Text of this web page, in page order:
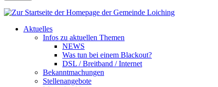
Aktuelles
Infos zu aktuellen Themen
NEWS
Was tun bei einem Blackout?
DSL / Breitband / Internet
Bekanntmachungen
Stellenangebote